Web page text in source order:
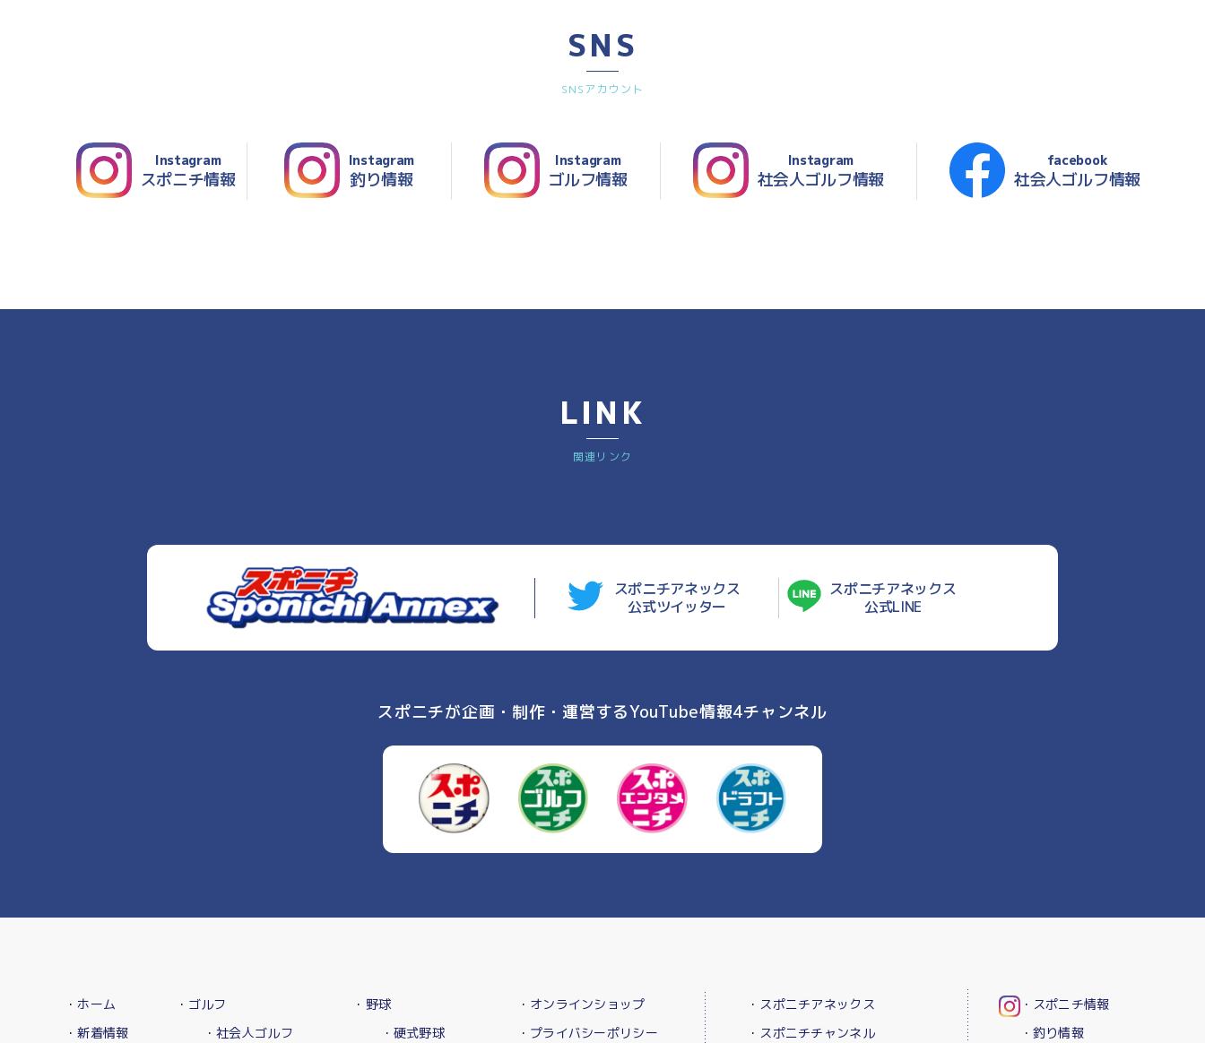
SNS
SNSアカウント
Instagram
スポニチ情報
Instagram
釣り情報
Instagram
ゴルフ情報
Instagram
社会人ゴルフ情報
facebook
社会人ゴルフ情報
LINK
関連リンク
スポニチアネックス
公式ツイッター
スポニチアネックス
公式LINE
スポニチが企画・制作・運営するYouTube情報4チャンネル
・ホーム
・新着情報
・ゴルフ
・社会人ゴルフ
・野球
・硬式野球
・オンラインショップ
・プライバシーポリシー
・スポニチアネックス
・スポニチチャンネル
・スポニチ情報
・釣り情報